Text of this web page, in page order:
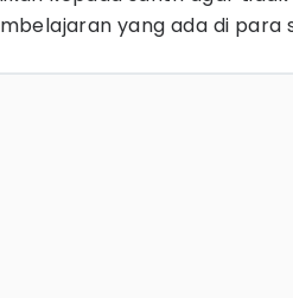
yang ada di para